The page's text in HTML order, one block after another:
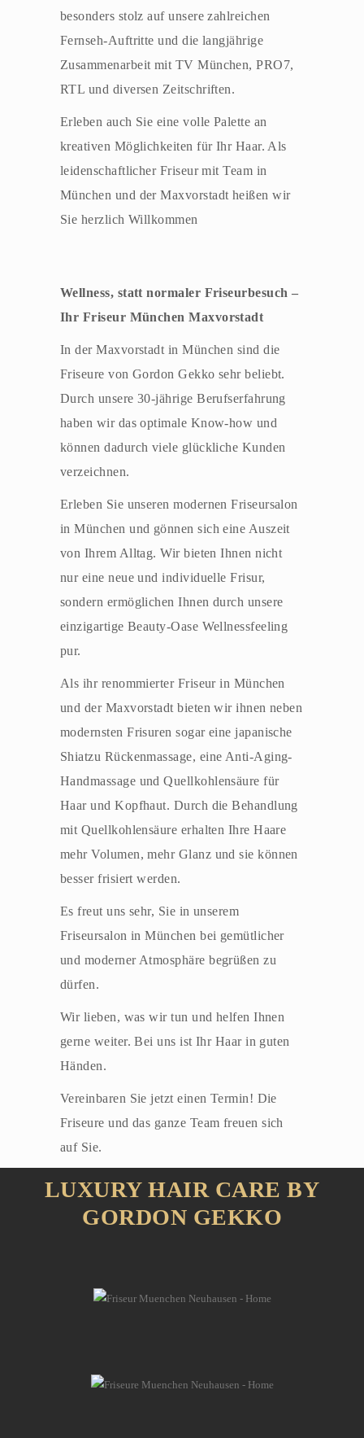
besonders stolz auf unsere zahlreichen
Fernseh-Auftritte und die langjährige
Zusammenarbeit mit TV München, PRO7,
RTL und diversen Zeitschriften.
Erleben auch Sie eine volle Palette an
kreativen Möglichkeiten für Ihr Haar. Als
leidenschaftlicher Friseur mit Team in
München und der Maxvorstadt heißen wir
Sie herzlich Willkommen
Wellness, statt normaler Friseurbesuch –
Ihr Friseur München Maxvorstadt
In der Maxvorstadt in München sind die
Friseure von Gordon Gekko sehr beliebt.
Durch unsere 30-jährige Berufserfahrung
haben wir das optimale Know-how und
können dadurch viele glückliche Kunden
verzeichnen.
Erleben Sie unseren modernen Friseursalon
in München und gönnen sich eine Auszeit
von Ihrem Alltag. Wir bieten Ihnen nicht
nur eine neue und individuelle Frisur,
sondern ermöglichen Ihnen durch unsere
einzigartige Beauty-Oase Wellnessfeeling
pur.
Als ihr renommierter Friseur in München
und der Maxvorstadt bieten wir ihnen neben
modernsten Frisuren sogar eine japanische
Shiatzu Rückenmassage, eine Anti-Aging-
Handmassage und Quellkohlensäure für
Haar und Kopfhaut. Durch die Behandlung
mit Quellkohlensäure erhalten Ihre Haare
mehr Volumen, mehr Glanz und sie können
besser frisiert werden.
Es freut uns sehr, Sie in unserem
Friseursalon in München bei gemütlicher
und moderner Atmosphäre begrüßen zu
dürfen.
Wir lieben, was wir tun und helfen Ihnen
gerne weiter. Bei uns ist Ihr Haar in guten
Händen.
Vereinbaren Sie jetzt einen Termin! Die
Friseure und das ganze Team freuen sich
auf Sie.
LUXURY HAIR CARE BY
GORDON GEKKO